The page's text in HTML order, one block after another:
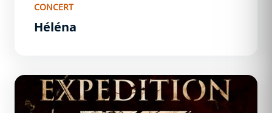
CONCERT
Héléna
Clair Obscur: Expedition 33 - A painted symphony